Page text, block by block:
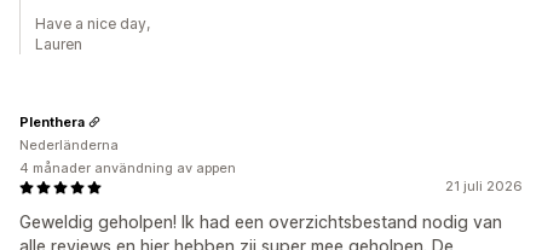
Have a nice day,
Lauren
21 juli 2026
Geweldig geholpen! Ik had een overzichtsbestand nodig van
Plenthera
Nederländerna
4 månader användning av appen